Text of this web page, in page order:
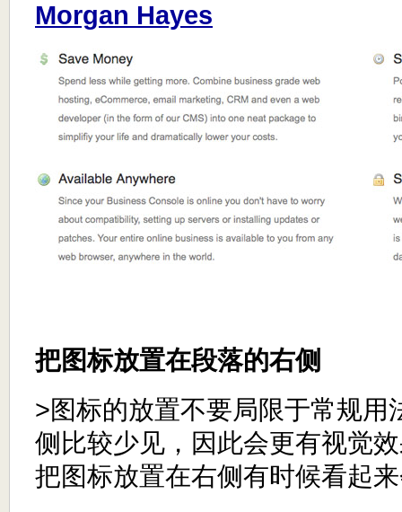
Morgan Hayes
把图标放置在段落的右侧
>图标的放置不要局限于常规用
侧比较少见，因此会更有视觉
把图标放置在右侧有时候看起